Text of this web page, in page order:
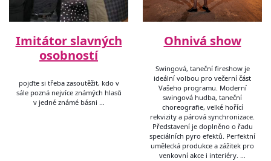
Imitátor slavných
osobností
pojďte si třeba zasoutěžit, kdo v
sále pozná nejvíce známých hlasů
v jedné známé básni …
Ohnivá show
Swingová, taneční fireshow je
ideální volbou pro večerní část
Vašeho programu. Moderní
swingová hudba, taneční
choreografie, velké hořící
rekvizity a párová synchronizace.
Představení je doplněno o řadu
speciálních pyro efektů. Perfektní
umělecká produkce a zážitek pro
venkovní akce i interiéry. …